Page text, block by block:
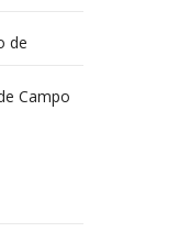
de
- Revista
Campo